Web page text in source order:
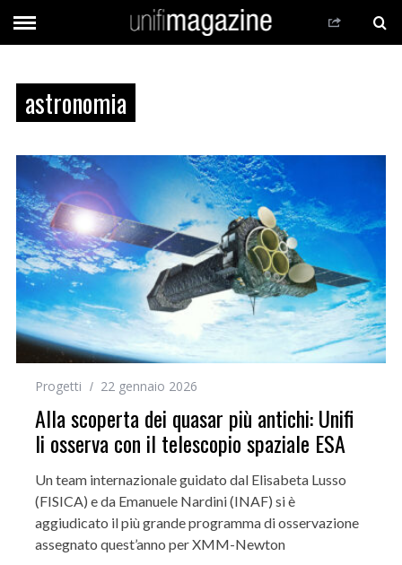
astronomia
Progetti 22 gennaio 2026
Alla scoperta dei quasar più antichi: Unifi
li osserva con il telescopio spaziale ESA
Un team internazionale guidato dal Elisabeta Lusso
(FISICA) e da Emanuele Nardini (INAF) si è
aggiudicato il più grande programma di osservazione
assegnato quest’anno per XMM-Newton